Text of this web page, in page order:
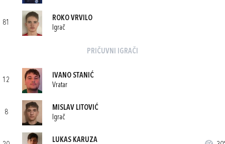
81
ROKO VRVILO
Igrač
PRIČUVNI IGRAČI
12
IVANO STANIĆ
Vratar
8
MISLAV LITOVIĆ
Igrač
LUKAS KARUZA